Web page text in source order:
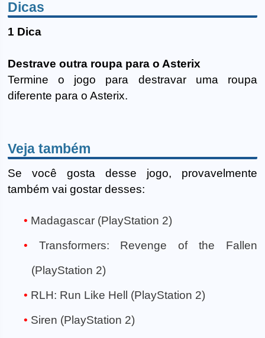
Dicas
1 Dica
Destrave outra roupa para o Asterix
Termine o jogo para destravar uma roupa
diferente para o Asterix.
Veja também
Se você gosta desse jogo, provavelmente
também vai gostar desses:
Madagascar (PlayStation 2)
Transformers: Revenge of the Fallen
(PlayStation 2)
RLH: Run Like Hell (PlayStation 2)
Siren (PlayStation 2)